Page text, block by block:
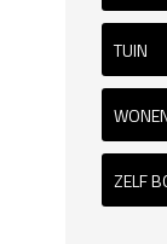
TUIN
ZELF